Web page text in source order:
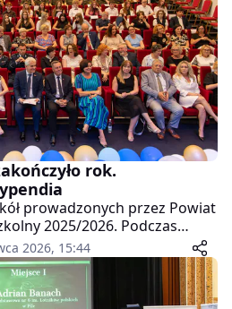
rok.
prowadzonych przez Powiat
2025/2026. Podczas
wyróżniono najlepszych
Starosty Pilskiego oraz
i projekty, które zmieniają
2026, 15:44